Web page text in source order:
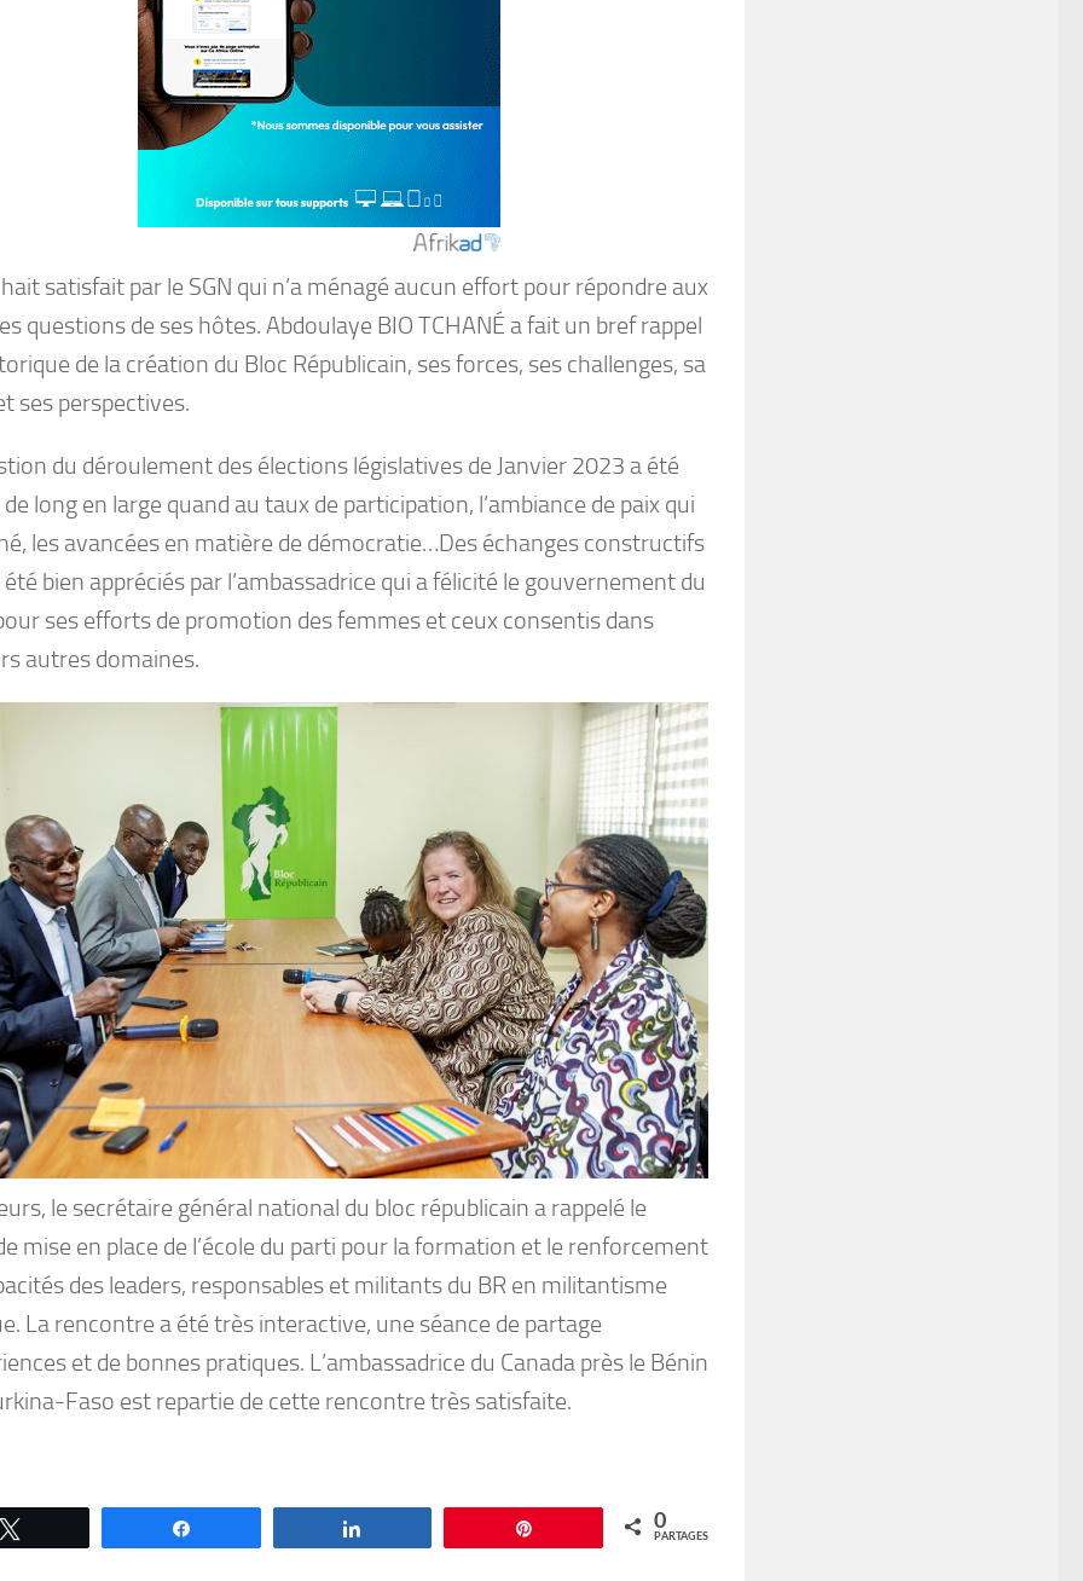
satisfait par le SGN qui n’a ménagé aucun effort pour répondre aux
questions de ses hôtes. Abdoulaye BIO TCHANÉ a fait un bref rappel
de la création du Bloc Républicain, ses forces, ses challenges, sa
ses perspectives.
du déroulement des élections législatives de Janvier 2023 a été
long en large quand au taux de participation, l’ambiance de paix qui
les avancées en matière de démocratie…Des échanges constructifs
bien appréciés par l’ambassadrice qui a félicité le gouvernement du
ses efforts de promotion des femmes et ceux consentis dans
autres domaines.
le secrétaire général national du bloc républicain a rappelé le
mise en place de l’école du parti pour la formation et le renforcement
des leaders, responsables et militants du BR en militantisme
La rencontre a été très interactive, une séance de partage
et de bonnes pratiques. L’ambassadrice du Canada près le Bénin
Faso est repartie de cette rencontre très satisfaite.
0
PARTAGES